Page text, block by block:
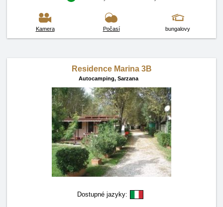
Kamera Počasí bungalovy
Residence Marina 3B
Autocamping, Sarzana
Dostupné jazyky: